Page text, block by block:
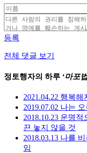
등록
전체 댓글 보기
정토행자의 하루 ‘마포
2021.04.22 행복
2019.07.02 나는
2018.10.23 운명
끈 놓지 않을 것
2018.03.13 나를
임